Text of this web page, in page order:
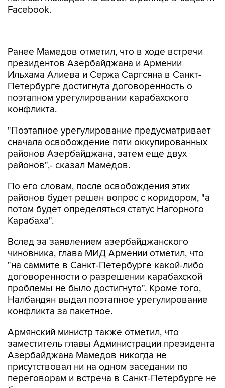
Facebook.
Ильхама Алиева и Сержа Саргсяна в Санкт-
Петербурге достигнута договоренность о
поэтапном урегулировании карабахского
конфликта.
"Поэтапное урегулирование предусматривает
районов Азербайджана, затем еще двух
районов",- сказал Мамедов.
По его словам, после освобождения этих
потом будет определяться статус Нагорного
Карабаха".
Вслед за заявлением азербайджанского
"на саммите в Санкт-Петербурге какой-либо
договоренности о разрешении карабахской
проблемы не было достигнуто". Кроме того,
Налбандян выдал поэтапное урегулирование
конфликта за пакетное.
Армянский министр также отметил, что
Азербайджана Мамедов никогда не
присутствовал ни на одном заседании по
переговорам и встреча в Санкт-Петербурге не
была исключением.